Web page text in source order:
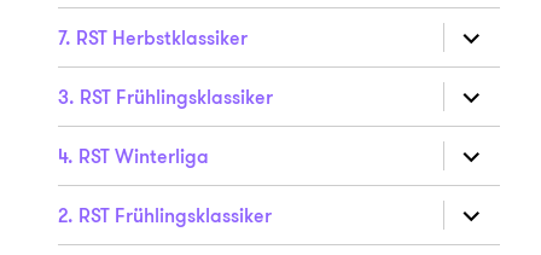
7. RST Herbstklassiker
anzeigen
3. RST Frühlingsklassiker
anzeigen
4. RST Winterliga
anzeigen
2. RST Frühlingsklassiker
anzeigen